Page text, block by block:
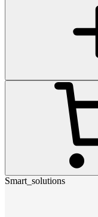
Smart_solutions